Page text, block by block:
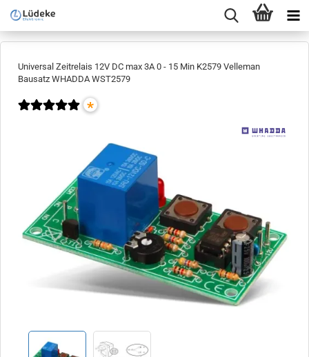
Universal Zeitrelais 12V DC max 3A 0 - 15 Min K2579 Velleman
Bausatz WHADDA WST2579
*